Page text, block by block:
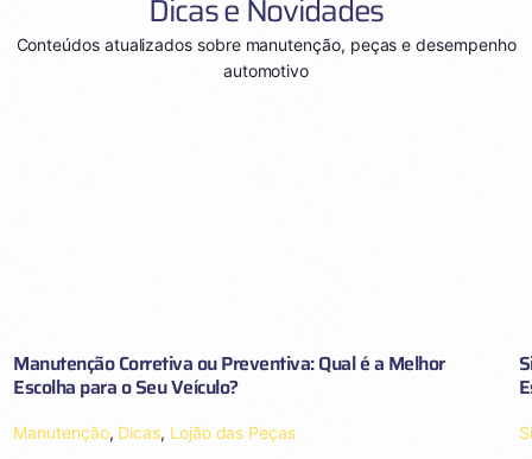
Conteúdos atualizados sobre manutenção, peças e desempenho
automotivo
Manutenção Corretiva ou Preventiva: Qual é a Melhor
Escolha para o Seu Veículo?
Manutenção, Dicas, Lojão das Peças